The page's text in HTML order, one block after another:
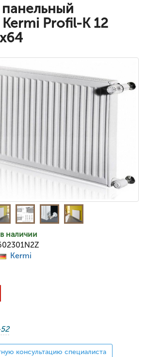
Profil-K 12
наличии
Kermi
консультацию специалиста